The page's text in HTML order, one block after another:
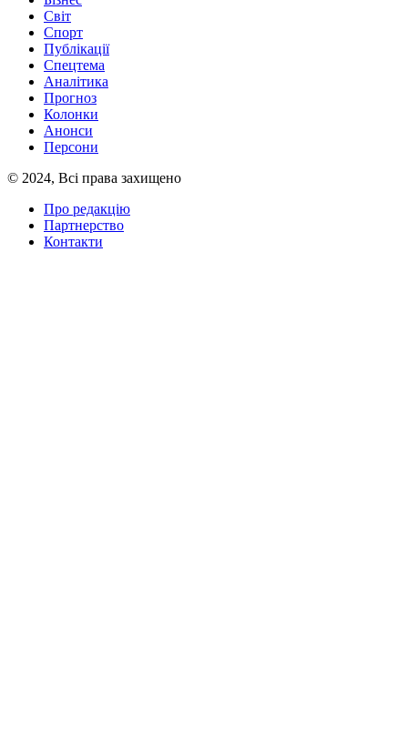
Світ
Спорт
Публікації
Спецтема
Аналітика
Прогноз
Колонки
Анонси
Персони
© 2024, Всі права захищено
Про редакцію
Партнерство
Контакти